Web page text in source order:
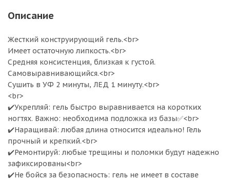
Описание
Жесткий конструирующий гель.<br>
Имеет остаточную липкость.<br>
Средняя консистенция, близкая к густой.
Самовыравнивающийся.<br>
Сушить в УФ 2 минуты, ЛЕД 1 минуту.<br>
<br>
✔️Укрепляй: гель быстро выравнивается на коротких
ногтях. Важно: необходима подложка из базы✅<br>
✔️Наращивай: любая длина относится идеально! Гель
прочный и крепкий.<br>
✔️Ремонтируй: любые трещины и поломки будут надежно
зафиксированы<br>
✔️Не бойся за безопасность: гель не имеет в составе